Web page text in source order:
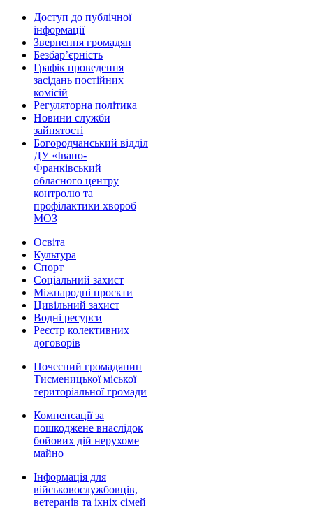
Доступ до публічної
інформації
Звернення громадян
Безбар’єрність
Графік проведення
засідань постійних
комісій
Регуляторна політика
Новини служби
зайнятості
Богородчанський відділ
ДУ «Івано-
Франківський
обласного центру
контролю та
профілактики хвороб
МОЗ
Освіта
Культура
Спорт
Соціальний захист
Міжнародні проєкти
Цивільний захист
Водні ресурси
Реєстр колективних
договорів
Почесний громадянин
Тисменицької міської
територіальної громади
Компенсації за
пошкоджене внаслідок
бойових дій нерухоме
майно
Інформація для
військовослужбовців,
ветеранів та іхніх сімей